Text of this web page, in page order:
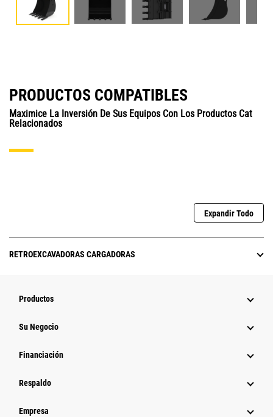
PRODUCTOS COMPATIBLES
Maximice La Inversión De Sus Equipos Con Los Productos Cat
Relacionados
Expandir Todo
RETROEXCAVADORAS CARGADORAS
Productos
Su Negocio
Financiación
Respaldo
Empresa